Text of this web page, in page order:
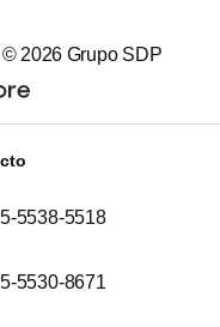
© 2026 Grupo SDP
5538-5518
5530-8671